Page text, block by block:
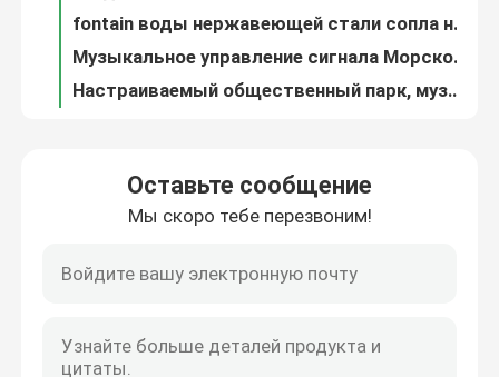
контроль качества
контактные данные
плавая фонтан
музыкальный фонтан
Современное светодиодное освещение Музыкальное оборудование фонтана
Использование в помещении для садов с светодиодным освещением танцевальный фонтан смешивать с водой шторы
Оставьте сообщение
Мы скоро тебе перезвоним!